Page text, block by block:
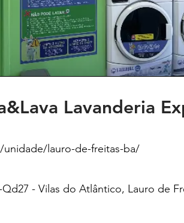
Lavanderia
lauro-de-freitas-ba/
- Vilas do Atlântico, Lauro de